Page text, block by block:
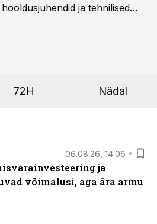
ja tehnilised
72H Nädal
06.08.26, 14:06
ja
võimalusi, aga ära armu